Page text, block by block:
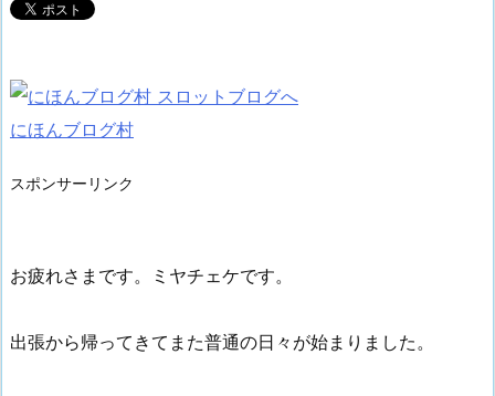
にほんブログ村
スポンサーリンク
お疲れさまです。ミヤチェケです。
出張から帰ってきてまた普通の日々が始まりました。